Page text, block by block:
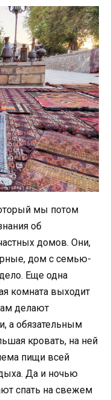
мы потом
об
домов. Они,
дом с семью-
Еще одна
комната выходит
делают
а обязательным
кровать, на ней
пищи всей
Да и ночью
спать на свежем